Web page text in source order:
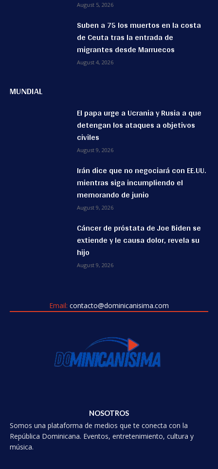
August 5, 2026
Suben a 75 los muertos en la costa
de Ceuta tras la entrada de
migrantes desde Marruecos
August 4, 2026
MUNDIAL
El papa urge a Ucrania y Rusia a que
detengan los ataques a objetivos
civiles
August 9, 2026
Irán dice que no negociará con EE.UU.
mientras siga incumpliendo el
memorando de junio
August 9, 2026
Cáncer de próstata de Joe Biden se
extiende y le causa dolor, revela su
hijo
August 9, 2026
Email: contacto@dominicanisima.com
NOSOTROS
Somos una plataforma de medios que te conecta con la
República Dominicana. Eventos, entretenimiento, cultura y
música.